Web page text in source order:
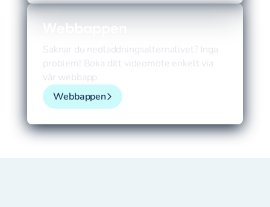
Webbappen
Saknar du nedladdningsalternativet? Inga
problem! Boka ditt videomöte enkelt via
vår webbapp.
Webbappen